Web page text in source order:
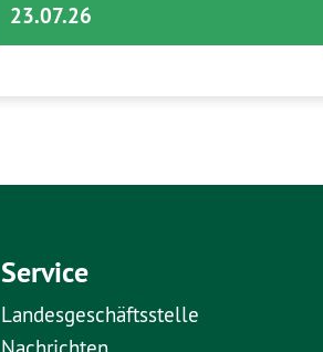
23.07.26
Service
Landesgeschäftsstelle